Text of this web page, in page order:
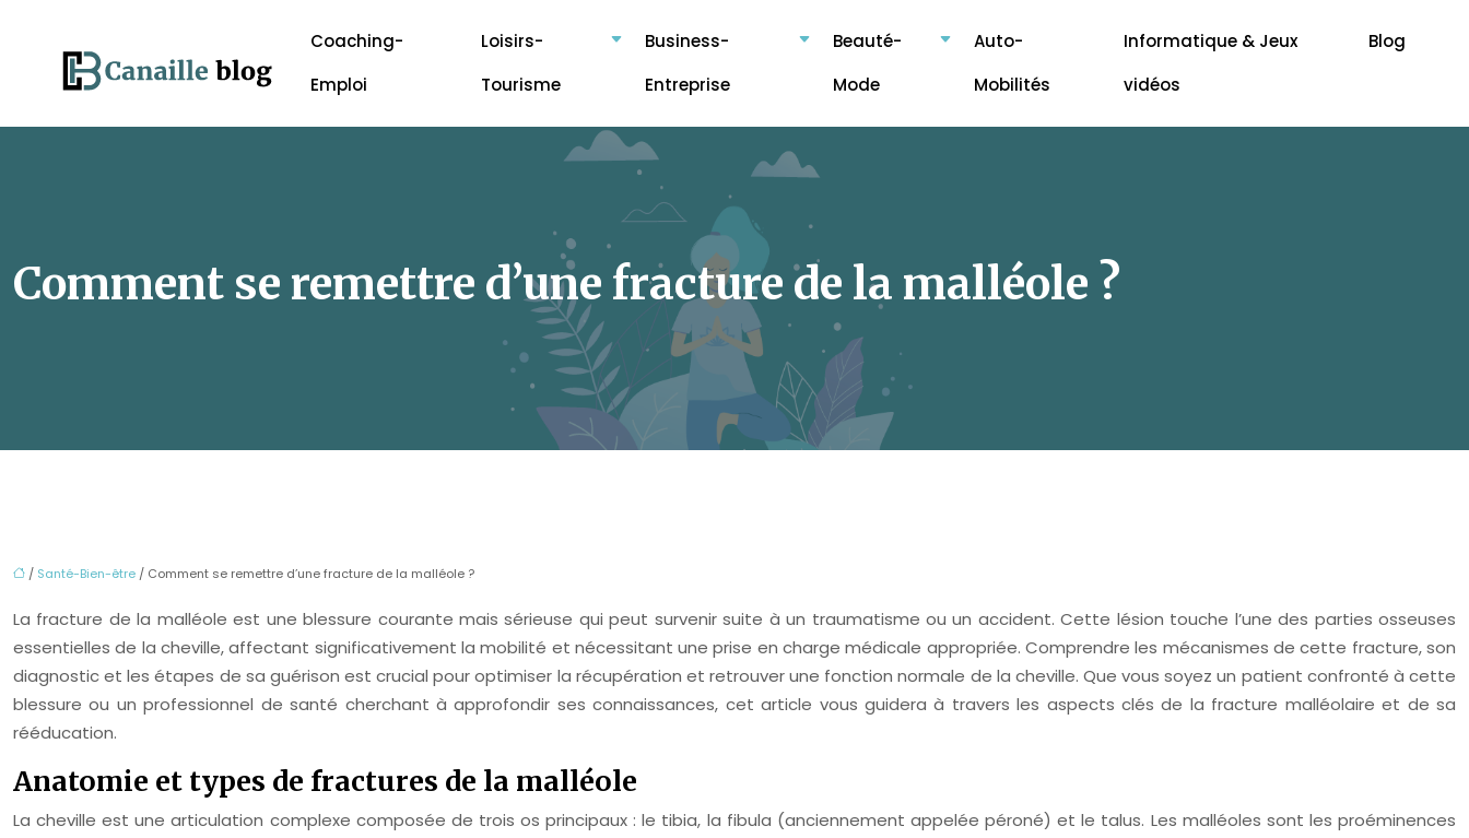
Coaching-
Emploi
Loisirs-
Tourisme
Business-
Entreprise
Beauté-
Mode
Auto-
Mobilités
Informatique & Jeux
vidéos
Blog
Comment se remettre d’une fracture de la malléole ?
/ Santé-Bien-être / Comment se remettre d’une fracture de la malléole ?
La fracture de la malléole est une blessure courante mais sérieuse qui peut survenir suite à un traumatisme ou un accident. Cette lésion touche l’une des parties osseuses
essentielles de la cheville, affectant significativement la mobilité et nécessitant une prise en charge médicale appropriée. Comprendre les mécanismes de cette fracture, son
diagnostic et les étapes de sa guérison est crucial pour optimiser la récupération et retrouver une fonction normale de la cheville. Que vous soyez un patient confronté à cette
blessure ou un professionnel de santé cherchant à approfondir ses connaissances, cet article vous guidera à travers les aspects clés de la fracture malléolaire et de sa
rééducation.
Anatomie et types de fractures de la malléole
La cheville est une articulation complexe composée de trois os principaux : le tibia, la fibula (anciennement appelée péroné) et le talus. Les malléoles sont les proéminences